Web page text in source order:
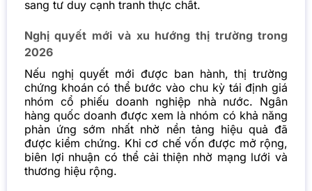
sang tư duy cạnh tranh thực chất.
Nghị quyết mới và xu hướng thị trường trong
2026
Nếu nghị quyết mới được ban hành, thị trường
chứng khoán có thể bước vào chu kỳ tái định giá
nhóm cổ phiếu doanh nghiệp nhà nước. Ngân
hàng quốc doanh được xem là nhóm có khả năng
phản ứng sớm nhất nhờ nền tảng hiệu quả đã
được kiểm chứng. Khi cơ chế vốn được mở rộng,
biên lợi nhuận có thể cải thiện nhờ mạng lưới và
thương hiệu rộng.